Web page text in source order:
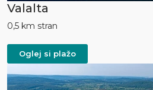
Valalta
0,5 km stran
Oglej si plažo